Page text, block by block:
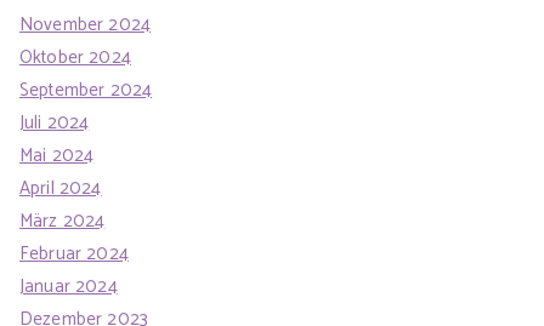
November 2024
Oktober 2024
September 2024
Juli 2024
Mai 2024
April 2024
März 2024
Februar 2024
Januar 2024
Dezember 2023